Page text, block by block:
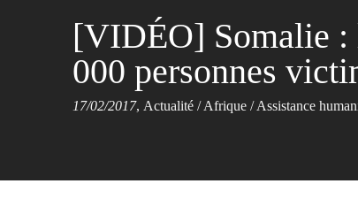
[VIDÉO] Somalie :
000 personnes
17/02/2017, Actualité /Afrique /Assistance